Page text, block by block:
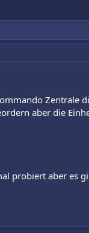
Zentrale
aber die
probiert aber es